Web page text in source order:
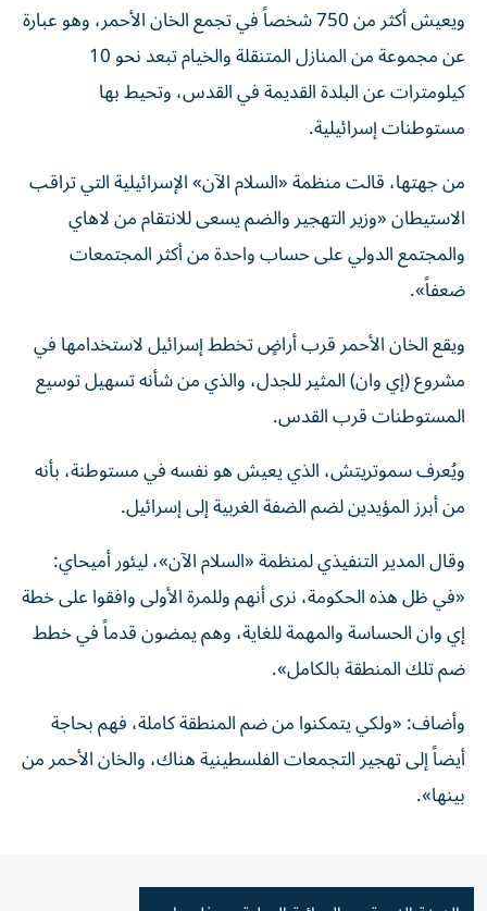
ويعيش أكثر من 750 شخصاً في تجمع الخان الأحمر، وهو عبارة
عن مجموعة من المنازل المتنقلة والخيام تبعد نحو 10
كيلومترات عن البلدة القديمة في القدس، وتحيط بها
مستوطنات إسرائيلية.
من جهتها، قالت منظمة «السلام الآن» الإسرائيلية التي تراقب
الاستيطان «وزير التهجير والضم يسعى للانتقام من لاهاي
والمجتمع الدولي على حساب واحدة من أكثر المجتمعات
ضعفاً».
ويقع الخان الأحمر قرب أراضٍ تخطط إسرائيل لاستخدامها في
مشروع (إي وان) المثير للجدل، والذي من شأنه تسهيل توسيع
المستوطنات قرب القدس.
ويُعرف سموتريتش، الذي يعيش هو نفسه في مستوطنة، بأنه
من أبرز المؤيدين لضم الضفة الغربية إلى إسرائيل.
وقال المدير التنفيذي لمنظمة «السلام الآن»، ليئور أميحاي:
«في ظل هذه الحكومة، نرى أنهم وللمرة الأولى وافقوا على خطة
إي وان الحساسة والمهمة للغاية، وهم يمضون قدماً في خطط
ضم تلك المنطقة بالكامل».
وأضاف: «ولكي يتمكنوا من ضم المنطقة كاملة، فهم بحاجة
أيضاً إلى تهجير التجمعات الفلسطينية هناك، والخان الأحمر من
بينها».